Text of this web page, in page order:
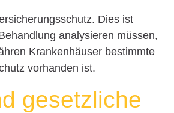
Dies ist
analysieren müssen,
Krankenhäuser bestimmte
vorhanden ist.
gesetzliche